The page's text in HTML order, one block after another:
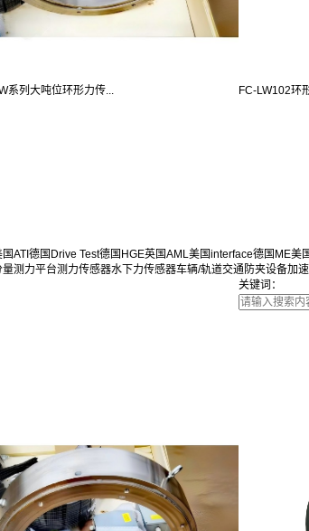
系列大吨位环形力传...
FC-LW102环
ATI 德国Drive Test德国HGE英国AML美国interface德国ME美
量测力平台测力传感器水下力传感器车辆/轨道交通防夹设备加
关键词：